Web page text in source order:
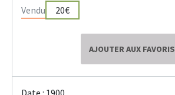
Vendu 20€
AJOUTER AUX FAVORIS
Date : 1900